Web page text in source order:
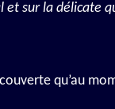
sur la délicate
qu’au